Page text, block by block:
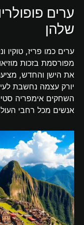
ערים
שלהן
ערים כמו פריז, טוקיו
מפורסמת בזכות
את הישן והחדש,
יורק עצמה נחשבת
השחקים אימפריה
אנשים מכל רחבי